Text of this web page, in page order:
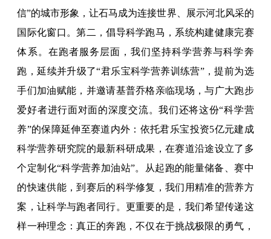
信”的城市形象，让石马成为连接世界、展示河北风采的
国际化窗口。第二，倡导科学跑马，系统构建健康完赛
体系。在跑者服务层面，我们坚持科学营养与科学奔
跑，延续并升级了“君乐宝科学营养训练营”，提前为选
手们加油赋能，并邀请基普乔格亲临现场，与广大跑步
爱好者进行面对面的深度交流。我们还将这份“科学营
养”的保障延伸至赛道内外：依托君乐宝投资5亿元建成
科学营养研究院的最新科研成果，在赛道沿途设立了多
个定制化“科学营养加油站”。从起跑的能量储备、赛中
的快速供能，到赛后的科学修复，我们用精准的营养方
案，让科学与跑者同行。更重要的是，我们希望传递这
样一种理念：真正的奔跑，不仅在于挑战极限的勇气，